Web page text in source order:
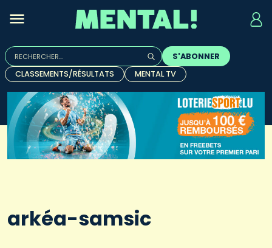
Rechercher :
Quand les résultats de l'auto-complétion sont
S'ABONNER
CLASSEMENTS/RÉSULTATS
MENTAL TV
arkéa-samsic